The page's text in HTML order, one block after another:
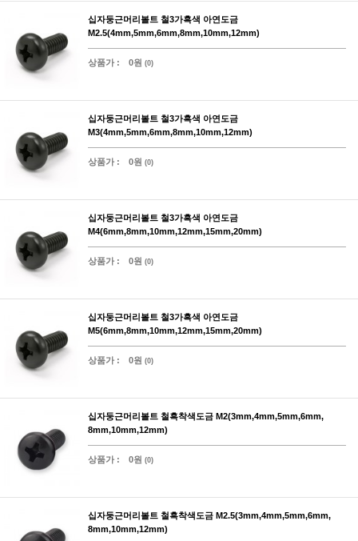
십자둥근머리볼트 철3가흑색 아연도금
M2.5(4mm,5mm,6mm,8mm,10mm,12mm)
상품가 : 0원 (0)
십자둥근머리볼트 철3가흑색 아연도금
M3(4mm,5mm,6mm,8mm,10mm,12mm)
상품가 : 0원 (0)
십자둥근머리볼트 철3가흑색 아연도금
M4(6mm,8mm,10mm,12mm,15mm,20mm)
상품가 : 0원 (0)
십자둥근머리볼트 철3가흑색 아연도금
M5(6mm,8mm,10mm,12mm,15mm,20mm)
상품가 : 0원 (0)
십자둥근머리볼트 철흑착색도금 M2(3mm,4mm,5mm,6mm,
8mm,10mm,12mm)
상품가 : 0원 (0)
십자둥근머리볼트 철흑착색도금 M2.5(3mm,4mm,5mm,6mm,
8mm,10mm,12mm)